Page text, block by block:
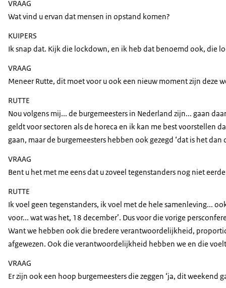
VRAAG
Wat vind u ervan dat mensen in opstand komen?
KUIPERS
Ik snap dat. Kijk die lockdown, en ik heb dat benoemd ook, die
VRAAG
Meneer Rutte, dit moet voor u ook een nieuw moment zijn deze
RUTTE
Nou volgens mij... de burgemeesters in Nederland zijn... gaan
geldt voor sectoren als de horeca en ik kan me best voorstellen
gaan, maar de burgemeesters hebben ook gezegd ‘dat is het
VRAAG
Bent u het met me eens dat u zoveel tegenstanders nog niet
RUTTE
Ik voel geen tegenstanders, ik voel met de hele samenleving...
voor... wat was het, 18 december’. Dus voor die vorige
Want we hebben ook die bredere verantwoordelijkheid,
afgewezen. Ook die verantwoordelijkheid hebben we en die
VRAAG
Er zijn ook een hoop burgemeesters die zeggen ‘ja, dit weekend